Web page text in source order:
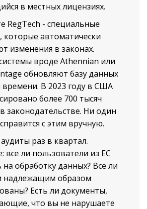
в местных лицензиях.
RegTech - специальные
автоматически
изменения в законах.
вроде Athennian или
обновляют базу данных
В 2023 году в США
более 700 тысяч
законодательстве. Ни один
с этим вручную.
раз в квартал.
все ли пользователи из ЕС
на обработку данных? Все ли
надлежащим образом
Есть ли документы,
что вы не нарушаете